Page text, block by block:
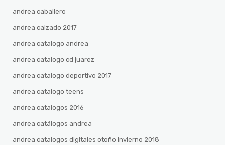
andrea caballero
andrea calzado 2017
andrea catalogo andrea
andrea catalogo cd juarez
andrea catalogo deportivo 2017
andrea catalogo teens
andrea catalogos 2016
andrea catálogos andrea
andrea catalogos digitales otoño invierno 2018